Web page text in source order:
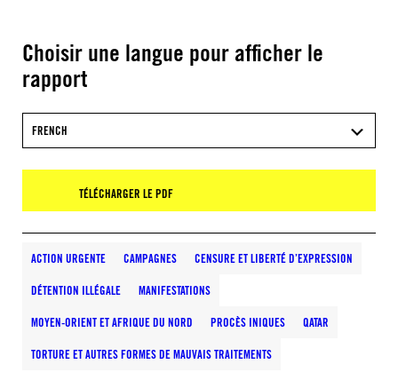
Choisir une langue pour afficher le
rapport
FRENCH
TÉLÉCHARGER LE PDF
ACTION URGENTE CAMPAGNES CENSURE ET LIBERTÉ D’EXPRESSION
DÉTENTION ILLÉGALE MANIFESTATIONS
MOYEN-ORIENT ET AFRIQUE DU NORD PROCÈS INIQUES QATAR
TORTURE ET AUTRES FORMES DE MAUVAIS TRAITEMENTS